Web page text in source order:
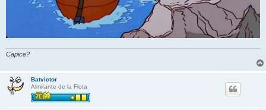
Capice?
Batvictor
Almirante de la Flota